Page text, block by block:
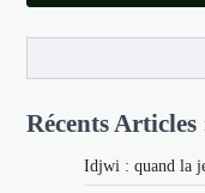
Récents Articles
Idjwi : quand la